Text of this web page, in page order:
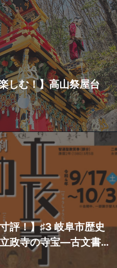
しむ！】高山祭屋台
評！】♯3 岐阜市歴史
政寺の寺宝―古文書